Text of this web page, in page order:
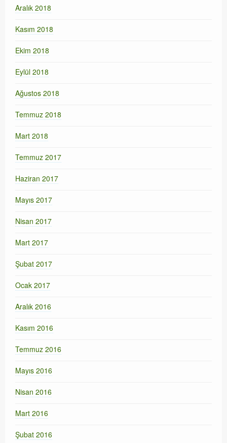
Aralık 2018
Kasım 2018
Ekim 2018
Eylül 2018
Ağustos 2018
Temmuz 2018
Mart 2018
Temmuz 2017
Haziran 2017
Mayıs 2017
Nisan 2017
Mart 2017
Şubat 2017
Ocak 2017
Aralık 2016
Kasım 2016
Temmuz 2016
Mayıs 2016
Nisan 2016
Mart 2016
Şubat 2016